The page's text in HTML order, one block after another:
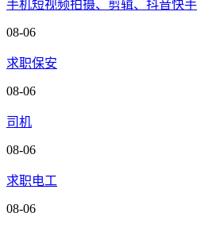
手机短视频拍摄、剪辑、抖音快手
08-06
求职保安
08-06
司机
08-06
求职电工
08-06